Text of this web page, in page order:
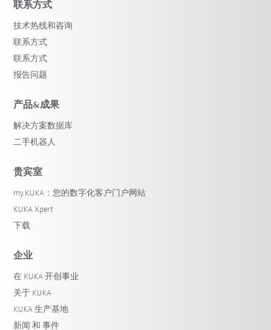
联系方式
技术热线和咨询
联系方式
联系方式
报告问题
产品&成果
解决方案数据库
二手机器人
贵宾室
my.KUKA：您的数字化客户门户网站
KUKA Xpert
下载
企业
在 KUKA 开创事业
关于 KUKA
KUKA 生产基地
新闻 和 事件